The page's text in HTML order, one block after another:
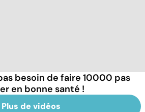
besoin de faire 10000 pas
en bonne santé !
Plus de vidéos